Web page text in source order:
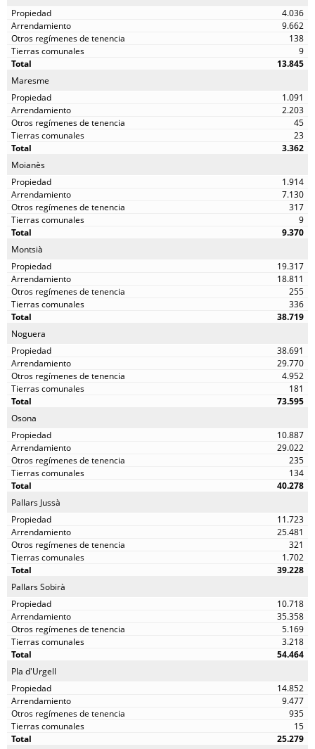
4.036
9.662
138
9
13.845
Maresme
1.091
2.203
45
23
3.362
Moianès
1.914
7.130
317
9
9.370
Montsià
19.317
18.811
255
336
38.719
Noguera
38.691
29.770
4.952
181
73.595
Osona
10.887
29.022
235
134
40.278
Pallars Jussà
11.723
25.481
321
1.702
39.228
Pallars Sobirà
10.718
35.358
5.169
3.218
54.464
Pla d'Urgell
14.852
9.477
935
15
25.279